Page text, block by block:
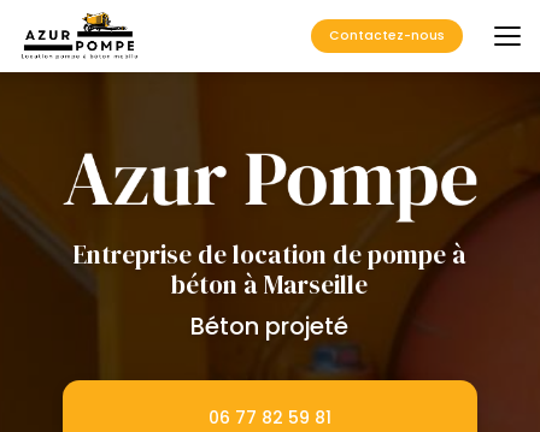
contenu
principal
Contactez-nous
Entreprise de location de pompe à
béton à Marseille
Béton projeté
06 77 82 59 81